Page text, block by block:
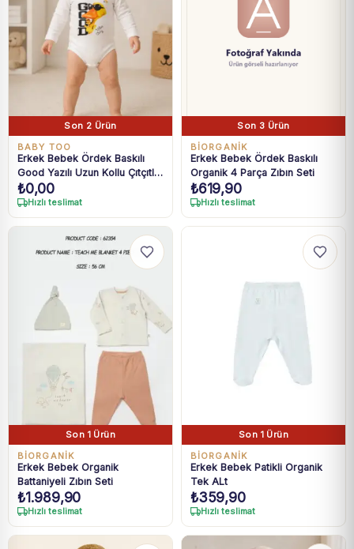
Son 2 Ürün
BABY TOO
Erkek Bebek Ördek Baskılı
Good Yazılı Uzun Kollu Çıtçıtlı
bady
₺0,00
Hızlı teslimat
Son 3 Ürün
BIORGANIK
Erkek Bebek Ördek Baskılı
Organik 4 Parça Zıbın Seti
₺619,90
Hızlı teslimat
Son 1 Ürün
BIORGANIK
Erkek Bebek Organik
Battaniyeli Zıbın Seti
₺1.989,90
Hızlı teslimat
Son 1 Ürün
BIORGANIK
Erkek Bebek Patikli Organik
Tek ALt
₺359,90
Hızlı teslimat